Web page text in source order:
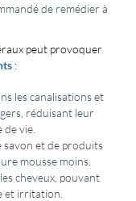
de remédier à
peut provoquer
:
les canalisations et
réduisant leur
vie.
savon et de produits
mousse moins.
cheveux, pouvant
et irritation.